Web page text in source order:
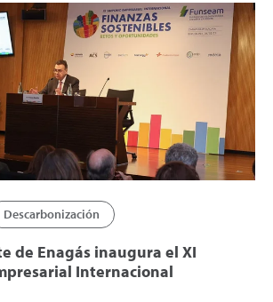
Descarbonización
de Enagás inaugura el XI
Internacional